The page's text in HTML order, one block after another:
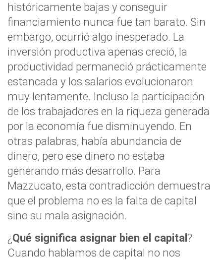
históricamente bajas y conseguir
financiamiento nunca fue tan barato. Sin
embargo, ocurrió algo inesperado. La
inversión productiva apenas creció, la
productividad permaneció prácticamente
estancada y los salarios evolucionaron
muy lentamente. Incluso la participación
de los trabajadores en la riqueza generada
por la economía fue disminuyendo. En
otras palabras, había abundancia de
dinero, pero ese dinero no estaba
generando más desarrollo. Para
Mazzucato, esta contradicción demuestra
que el problema no es la falta de capital
sino su mala asignación.
¿Qué significa asignar bien el capital?
Cuando hablamos de capital no nos